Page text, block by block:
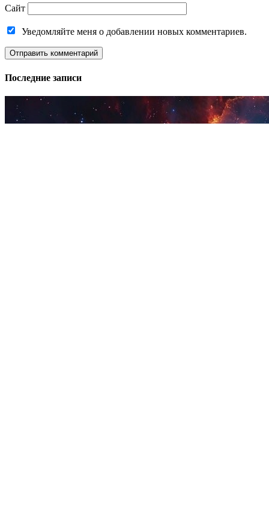
Сайт
Уведомляйте меня о добавлении новых комментариев.
Последние записи